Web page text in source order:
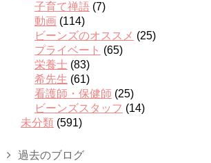
子育て禅語 (7)
動画 (114)
ビーンズのオススメ (25)
プライベート (65)
栄養士 (83)
希先生 (61)
看護師・保健師 (25)
ビーンズスタッフ (14)
未分類 (591)
過去のブログ